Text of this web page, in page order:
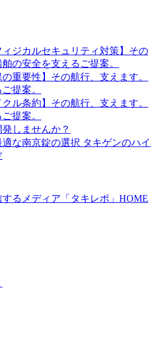
ィジカルセキュリティ対策】その
の安全を支えるご提案。
の重要性】その航行、支えます。
提案。
クル条約】その航行、支えます。
提案。
しませんか？
な南京錠の選択 タキゲンのハイ
するメディア「タキレポ」HOME